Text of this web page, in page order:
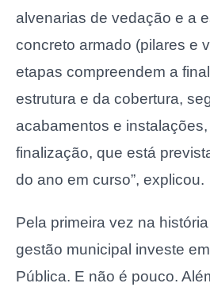
alvenarias de vedação e a
concreto armado (pilares e
etapas compreendem a
estrutura e da cobertura,
acabamentos e
finalização, que está
do ano em curso”, explicou.
Pela primeira vez na
gestão municipal investe
Pública. E não é pouco.